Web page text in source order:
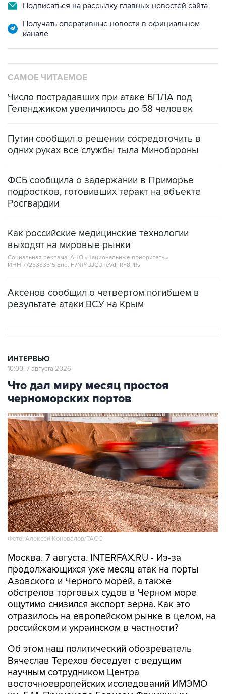
Подписаться на рассылку главных новостей сайта
Получать оперативные новости в официальном
канале
САМОЕ ЧИТАЕМОЕ
Число пострадавших при атаке БПЛА под
Геленджиком увеличилось до 58 человек
Путин сообщил о решении сосредоточить в
одних руках все службы тыла Минобороны
ФСБ сообщила о задержании в Приморье
подростков, готовивших теракт на объекте
Росгвардии
Как российские медицинские технологии
выходят на мировые рынки
Социальная реклама, АНО «Национальные приоритеты».
ИНН 7725383515 Erid: F7NfYUJCUneVdTRF8PRs
Аксенов сообщил о четвертом погибшем в
результате атаки ВСУ на Крым
ИНТЕРВЬЮ
10:00, 7 августа 2026
Что дал миру месяц простоя
черноморских портов
Фото: Алексей Коновалов/ТАСС
Москва. 7 августа. INTERFAX.RU - Из-за
продолжающихся уже месяц атак на порты
Азовского и Черного морей, а также
обстрелов торговых судов в Черном море
ощутимо снизился экспорт зерна. Как это
отразилось на европейском рынке в целом, на
российском и украинском в частности?
Об этом наш политический обозреватель
Вячеслав Терехов беседует с ведущим
научным сотрудником Центра
восточноевропейских исследований ИМЭМО